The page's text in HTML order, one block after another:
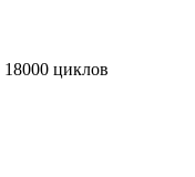
18000 циклов